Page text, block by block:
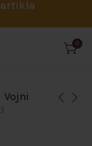
artikla
0
Vojni